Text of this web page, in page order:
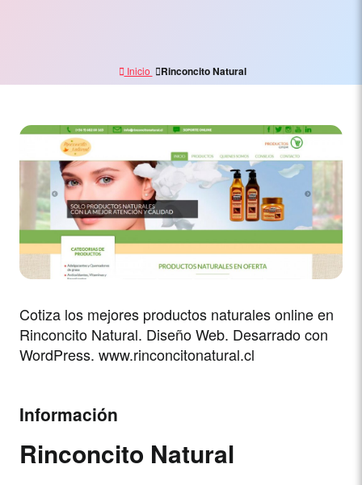
Inicio Rinconcito Natural
Cotiza los mejores productos naturales online en
Rinconcito Natural. Diseño Web. Desarrado con
WordPress. www.rinconcitonatural.cl
Información
Rinconcito Natural